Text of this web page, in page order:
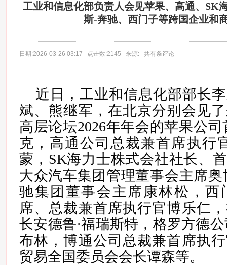
工业和信息化部负责人会见苹果、高通、SK
斯-奔驰、西门子等跨国企业和
日期:2026-03-26 03:17 点击数:2145 来源: 共有条评论
近日，工业和信息化部部长
斌、熊继军，在北京分别会见
高层论坛2026年年会的苹果公
克，高通公司总裁兼首席执行
蒙，SK海力士株式会社社长、
大众汽车集团管理董事会主席
驰集团董事会主席康林松，西
席、总裁兼首席执行官博乐仁
长安德鲁·福瑞斯特，格罗方德
布林，博通公司总裁兼首席执
贸易全国委员会会长谭森等。